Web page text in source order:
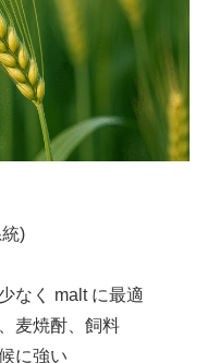
)
なく malt に最適
麦焼酎、飼料
に強い